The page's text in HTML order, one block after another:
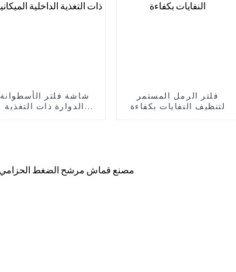
شاشة فلتر الأسطوانة
الدوارة ذات التغذية
فلتر الرمل المستمر
لتنظيف النفايات بكفاءة